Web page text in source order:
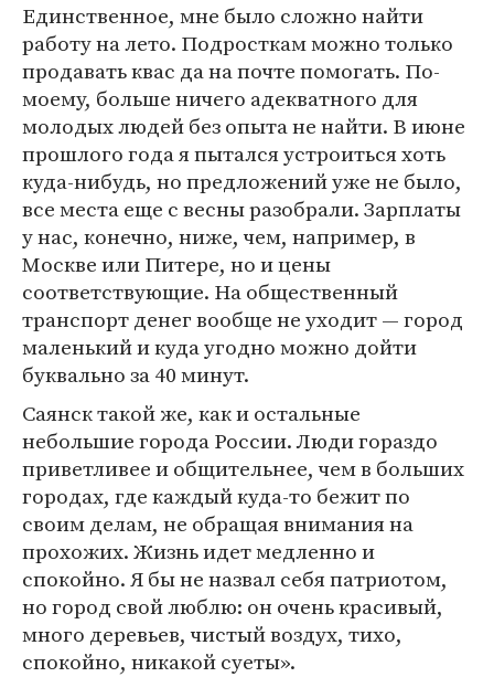
Единственное, мне было сложно найти
работу на лето. Подросткам можно только
продавать квас да на почте помогать. По-
моему, больше ничего адекватного для
молодых людей без опыта не найти. В июне
прошлого года я пытался устроиться хоть
куда-нибудь, но предложений уже не было,
все места еще с весны разобрали. Зарплаты
у нас, конечно, ниже, чем, например, в
Москве или Питере, но и цены
соответствующие. На общественный
транспорт денег вообще не уходит — город
маленький и куда угодно можно дойти
буквально за 40 минут.
Саянск такой же, как и остальные
небольшие города России. Люди гораздо
приветливее и общительнее, чем в больших
городах, где каждый куда-то бежит по
своим делам, не обращая внимания на
прохожих. Жизнь идет медленно и
спокойно. Я бы не назвал себя патриотом,
но город свой люблю: он очень красивый,
много деревьев, чистый воздух, тихо,
спокойно, никакой суеты».